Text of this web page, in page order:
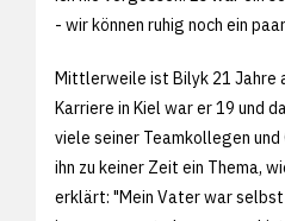
- wir können ruhig noch ein
Mittlerweile ist Bilyk 21 Jahre
Karriere in Kiel war er 19 und
viele seiner Teamkollegen
ihn zu keiner Zeit ein Thema,
erklärt: "Mein Vater war